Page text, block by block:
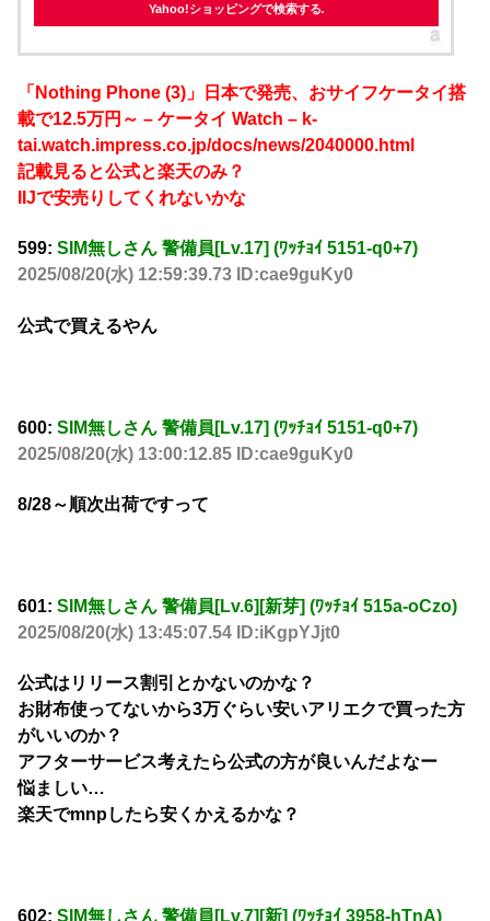
Yahoo!ショッピングで検索する
「Nothing Phone (3)」日本で発売、おサイフケータイ搭
載で12.5万円～ – ケータイ Watch – k-
tai.watch.impress.co.jp/docs/news/2040000.html
記載見ると公式と楽天のみ？
IIJで安売りしてくれないかな
599: SIM無しさん 警備員[Lv.17] (ﾜｯﾁｮｲ 5151-q0+7)
2025/08/20(水) 12:59:39.73 ID:cae9guKy0
公式で買えるやん
600: SIM無しさん 警備員[Lv.17] (ﾜｯﾁｮｲ 5151-q0+7)
2025/08/20(水) 13:00:12.85 ID:cae9guKy0
8/28～順次出荷ですって
601: SIM無しさん 警備員[Lv.6][新芽] (ﾜｯﾁｮｲ 515a-oCzo)
2025/08/20(水) 13:45:07.54 ID:iKgpYJjt0
公式はリリース割引とかないのかな？
お財布使ってないから3万ぐらい安いアリエクで買った方
がいいのか？
アフターサービス考えたら公式の方が良いんだよなー
悩ましい…
楽天でmnpしたら安くかえるかな？
602: SIM無しさん 警備員[Lv.7][新] (ﾜｯﾁｮｲ 3958-hTnA)